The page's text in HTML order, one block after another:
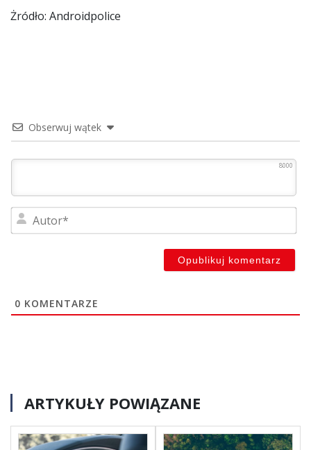
Żródło: Androidpolice
Obserwuj wątek
8000
0 KOMENTARZE
ARTYKUŁY POWIĄZANE